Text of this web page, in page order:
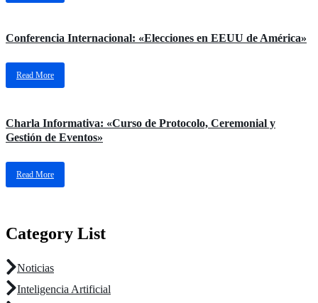
Conferencia Internacional: «Elecciones en EEUU de América»
Read More
Charla Informativa: «Curso de Protocolo, Ceremonial y
Gestión de Eventos»
Read More
Category List
Noticias
Inteligencia Artificial